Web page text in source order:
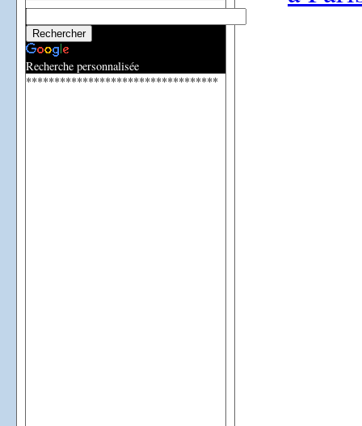
Recherche personnalisée
**********************************